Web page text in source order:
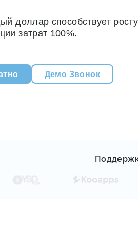
доллар способствует росту
затрат 100%.
Демо Звонок